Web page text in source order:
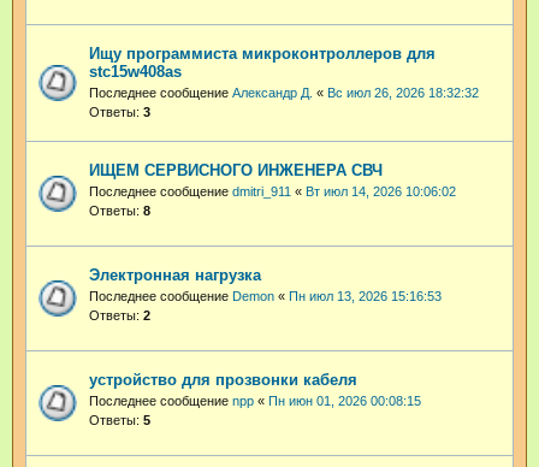
Ищу программиста микроконтроллеров для
stc15w408as
Последнее сообщение Александр Д. « Вс июл 26, 2026 18:32:32
Ответы: 3
ИЩЕМ СЕРВИСНОГО ИНЖЕНЕРА СВЧ
Последнее сообщение dmitri_911 « Вт июл 14, 2026 10:06:02
Ответы: 8
Электронная нагрузка
Последнее сообщение Demon « Пн июл 13, 2026 15:16:53
Ответы: 2
устройство для прозвонки кабеля
Последнее сообщение npp « Пн июн 01, 2026 00:08:15
Ответы: 5